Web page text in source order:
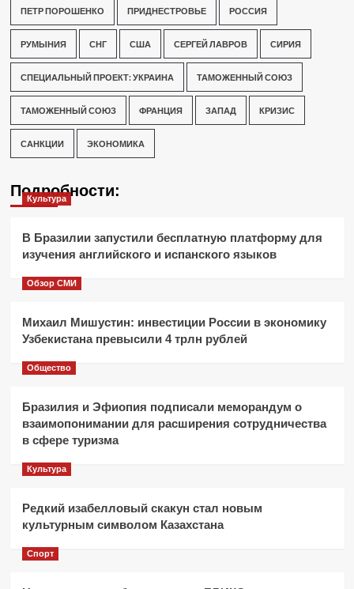
ПЕТР ПОРОШЕНКО ПРИДНЕСТРОВЬЕ РОССИЯ
РУМЫНИЯ СНГ США СЕРГЕЙ ЛАВРОВ СИРИЯ
СПЕЦИАЛЬНЫЙ ПРОЕКТ: УКРАИНА ТАМОЖЕННЫЙ СОЮЗ
ТАМОЖЕННЫЙ СОЮЗ ФРАНЦИЯ ЗАПАД КРИЗИС
САНКЦИИ ЭКОНОМИКА
Подробности:
Культура
В Бразилии запустили бесплатную платформу для
изучения английского и испанского языков
Обзор СМИ
Михаил Мишустин: инвестиции России в экономику
Узбекистана превысили 4 трлн рублей
Общество
Бразилия и Эфиопия подписали меморандум о
взаимопонимании для расширения сотрудничества
в сфере туризма
Культура
Редкий изабелловый скакун стал новым
культурным символом Казахстана
Спорт